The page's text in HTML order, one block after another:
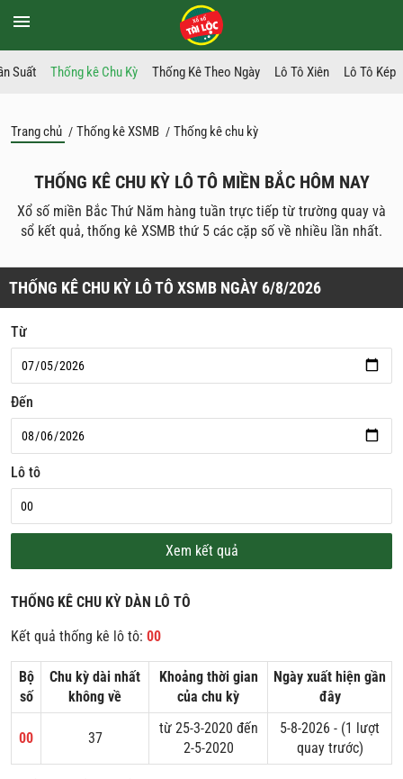
Suất Thống kê Chu Kỳ Thống Kê Theo Ngày Lô Tô Xiên Lô Tô Kép
Trang chủ / Thống kê XSMB / Thống kê chu kỳ
THỐNG KÊ CHU KỲ LÔ TÔ MIỀN BẮC HÔM NAY
Xổ số miền Bắc Thứ Năm hàng tuần trực tiếp từ trường quay và
sổ kết quả, thống kê XSMB thứ 5 các cặp số về nhiều lần nhất.
THỐNG KÊ CHU KỲ LÔ TÔ XSMB NGÀY 6/8/2026
Từ
Đến
Lô tô
Xem kết quả
THỐNG KÊ CHU KỲ DÀN LÔ TÔ
Kết quả thống kê lô tô: 00
Bộ
số
Chu kỳ dài nhất
không về
Khoảng thời gian
của chu kỳ
Ngày xuất hiện gần
đây
00 37
từ 25-3-2020 đến
2-5-2020
5-8-2026 - (1 lượt
quay trước)